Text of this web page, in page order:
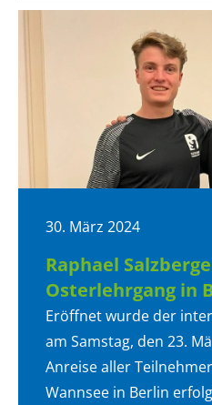
30. März 2024
Raphael
Osterlehrgang in
Eröffnet wurde der
am Samstag, den 23.
Anreise aller
Wannsee in Berlin